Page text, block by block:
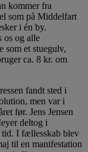
kommer fra
som på Middelfart
i én by.
os og alle
som et stuegulv,
ca. 8 kr. om
fandt sted i
men var i
før. Jens Jensen
deltog i
tid. I fællesskab blev
til en manifestation